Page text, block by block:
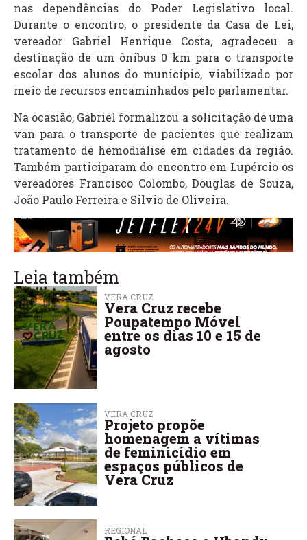
nas dependências do Poder Legislativo local.
Durante o encontro, o presidente da Casa de Lei,
vereador Gabriel Henrique Costa, agradeceu a
destinação de um ônibus 0 km para o transporte
escolar dos alunos do município, viabilizado por
meio de recursos encaminhados pelo parlamentar.
Na ocasião, Gabriel formalizou a solicitação de uma
van para o transporte de pacientes que realizam
tratamento de hemodiálise em cidades da região.
Também participaram do encontro em Lupércio os
vereadores Francisco Colombo, Douglas de Souza,
João Paulo Ferreira e Silvio de Oliveira.
Leia também
VERA CRUZ
Vera Cruz recebe
Poupatempo Móvel
entre os dias 10 e 15 de
agosto
VERA CRUZ
Projeto propõe
homenagem a vítimas
de feminicídio em
espaços públicos de
Vera Cruz
REGIONAL